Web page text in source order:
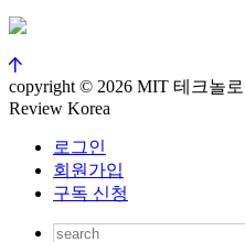
copyright © 2026 MIT 테크놀
Review Korea
로그인
회원가입
구독 신청